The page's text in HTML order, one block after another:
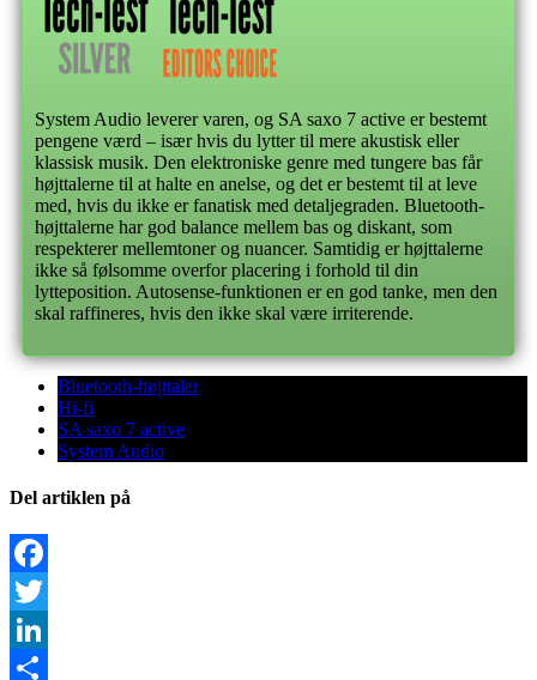
System Audio leverer varen, og SA saxo 7 active er bestemt
pengene værd – især hvis du lytter til mere akustisk eller
klassisk musik. Den elektroniske genre med tungere bas får
højttalerne til at halte en anelse, og det er bestemt til at leve
med, hvis du ikke er fanatisk med detaljegraden. Bluetooth-
højttalerne har god balance mellem bas og diskant, som
respekterer mellemtoner og nuancer. Samtidig er højttalerne
ikke så følsomme overfor placering i forhold til din
lytteposition. Autosense-funktionen er en god tanke, men den
skal raffineres, hvis den ikke skal være irriterende.
Bluetooth-højttaler
Hi-fi
SA saxo 7 active
System Audio
Del artiklen på
Facebook
Twitter
LinkedIn